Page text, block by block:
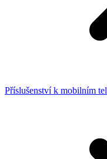
Příslušenství k mobilním